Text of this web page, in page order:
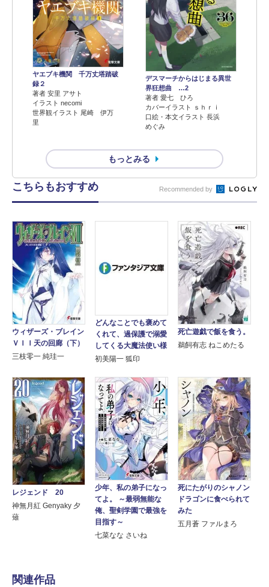
ヤエブキ機関 千万丈塔踏破
録２
著者 安里 アサト
イラスト necomi
世界観イラスト 尾崎 伊万
里
デスマーチからはじまる異世
界狂想曲 …2
著者 愛七 ひろ
カバーイラスト ｓｈｒｉ
口絵・本文イラスト 長浜
めぐみ
もっとみる
こちらもおすすめ Recommended by
ウィザーズ・ブレイン
ＶＩＩ天の回廊（下）
三枝零一 純珪一
どんなことでも褒めて
くれて、過保護で溺愛
してくる大魔法使い様
初美陽一 狐印
死亡遊戯で飯を食う。
鵜飼有志 ねこめたる
レジェンド 20
神無月紅 Genyaky 夕
薙
少年、私の弟子になっ
てよ。 ～最弱無能な
俺、聖剣学園で最強を
目指す～
七菜なな さいね
死にたがりのシャノン
ドラゴンに食べられて
みた
五月蒼 ファルまろ
関連作品